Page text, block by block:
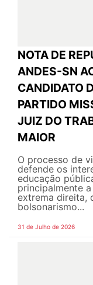
NOTA DE
ANDES-SN
CANDIDATO
PARTIDO
JUIZ DO
MAIOR
O processo de
defende os
educação
principalmente
extrema direita,
bolsonarismo...
31 de Julho de 2026